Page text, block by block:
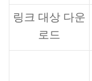
링크 대상 다운
로드